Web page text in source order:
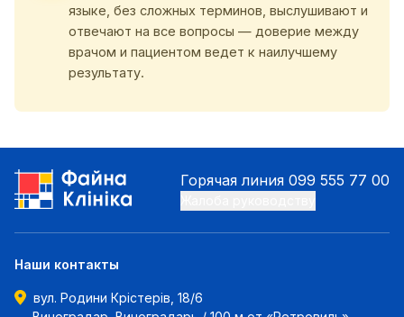
языке, без сложных терминов, выслушивают и
отвечают на все вопросы — доверие между
врачом и пациентом ведет к наилучшему
результату.
Горячая линия 099 555 77 00
Наши контакты
вул. Родини Крістерів, 18/6